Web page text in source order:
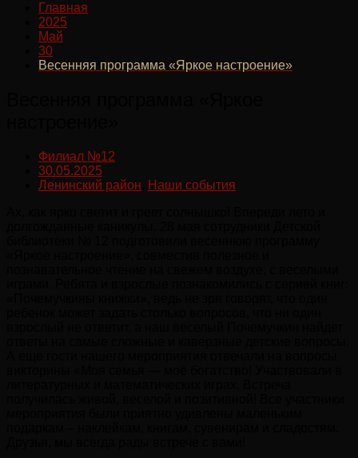
Главная
2025
Май
30
Весенняя программа «Яркое настроение»
Филиал №12
30.05.2025
Ленинский район
Наши события